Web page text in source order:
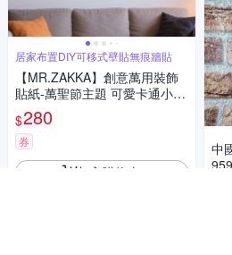
居家布置DIY可移式壁貼無痕牆貼
【MR.ZAKKA】創意萬用裝飾
貼紙-萬聖節主題 可愛卡通小幽
靈 2款任選 居家布置 DIY可移
式壁貼 無痕壁貼 牆貼
$280
券
加入購物車
中
959